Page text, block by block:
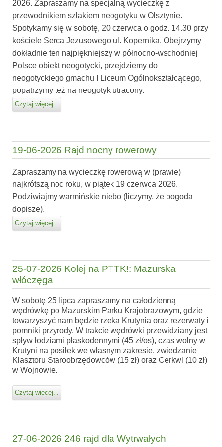
2026. Zapraszamy na specjalną wycieczkę z
przewodnikiem szlakiem neogotyku w Olsztynie.
Spotykamy się w sobotę, 20 czerwca o godz. 14.30 przy
kościele Serca Jezusowego ul. Kopernika. Obejrzymy
dokładnie ten najpiękniejszy w północno-wschodniej
Polsce obiekt neogotycki, przejdziemy do
neogotyckiego gmachu I Liceum Ogólnokształcącego,
popatrzymy też na neogotyk utracony.
Czytaj więcej...
19-06-2026 Rajd nocny rowerowy
Zapraszamy na wycieczkę rowerową w (prawie)
najkrótszą noc roku, w piątek 19 czerwca 2026.
Podziwiajmy warmińskie niebo (liczymy, że pogoda
dopisze).
Czytaj więcej...
25-07-2026 Kolej na PTTK!: Mazurska
włóczęga
W sobotę 25 lipca zapraszamy na całodzienną
wędrówkę po Mazurskim Parku Krajobrazowym, gdzie
towarzyszyć nam będzie rzeka Krutynia oraz rezerwaty i
pomniki przyrody. W trakcie wędrówki przewidziany jest
spływ łodziami płaskodennymi (45 zł/os), czas wolny w
Krutyni na posiłek we własnym zakresie, zwiedzanie
Klasztoru Staroobrzędowców (15 zł) oraz Cerkwi (10 zł)
w Wojnowie.
Czytaj więcej...
27-06-2026 246 rajd dla Wytrwałych